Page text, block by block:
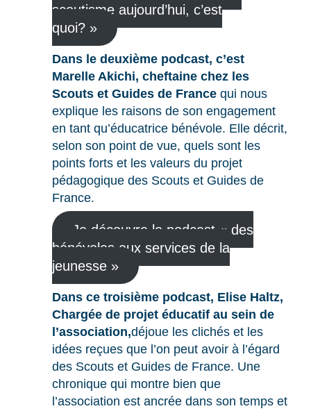
scoutisme aujourd’hui, c’est
quoi? »
Dans le deuxième podcast, c’est
Marelle Akichi, cheftaine chez les
Scouts et Guides de France qui nous
explique les raisons de son engagement
en tant qu’éducatrice bénévole. Elle décrit,
selon son point de vue, quels sont les
points forts et les valeurs du projet
pédagogique des Scouts et Guides de
France.
Je découvre le podcast « des
bénévoles aux services de la
jeunesse »
Dans ce troisième podcast, Elise Haltz,
Chargée de projet éducatif au sein de
l’association,déjoue les clichés et les
idées reçues que l’on peut avoir à l’égard
des Scouts et Guides de France. Une
chronique qui montre bien que
l’association est ancrée dans son temps et